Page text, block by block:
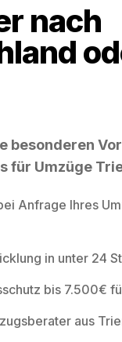
nach
besonderen
für Umzüge
Anfrage Ihres
in unter 24
bis 7.500€
aus